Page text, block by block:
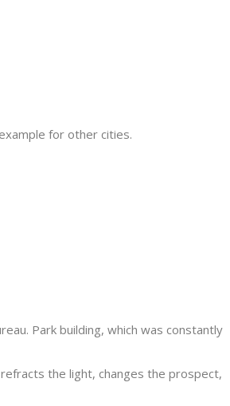
for other cities.
Park building, which was constantly
the light, changes the prospect,